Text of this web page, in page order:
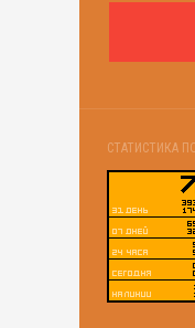
СТАТИСТИКА